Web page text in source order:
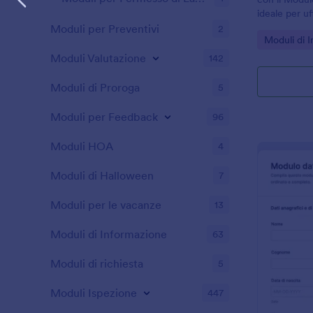
ideale per
raccolta
Go to
Moduli di
Moduli per Preventivi 2
Moduli Valutazione 142
Moduli di Proroga 5
Moduli per Feedback 96
Moduli HOA 4
Moduli di Halloween 7
Moduli per le vacanze 13
Moduli di Informazione 63
Moduli di richiesta 5
Moduli Ispezione 447